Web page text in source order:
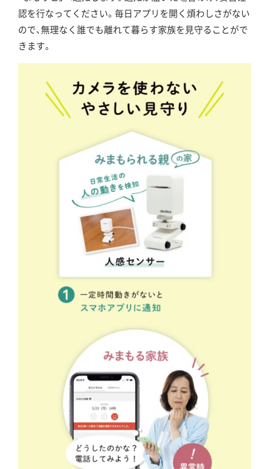
認を行なってください。毎日アプリを開く煩わしさがない
ので、無理なく誰でも離れて暮らす家族を見守ることがで
きます。